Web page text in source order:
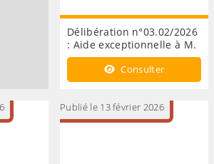
Délibération n°03.02/2026
: Aide exceptionnelle à M.
Consulter
Publié le 13 février 2026